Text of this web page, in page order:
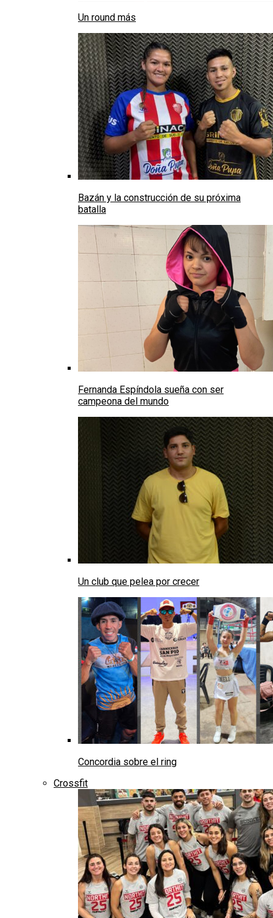
Un round más
Bazán y la construcción de su próxima
batalla
Fernanda Espíndola sueña con ser
campeona del mundo
Un club que pelea por crecer
Concordia sobre el ring
Crossfit